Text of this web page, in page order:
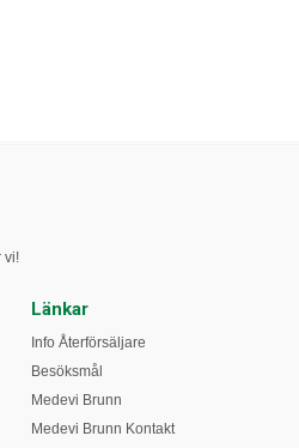
vi!
Länkar
Info Återförsäljare
Besöksmål
Medevi Brunn
Medevi Brunn Kontakt